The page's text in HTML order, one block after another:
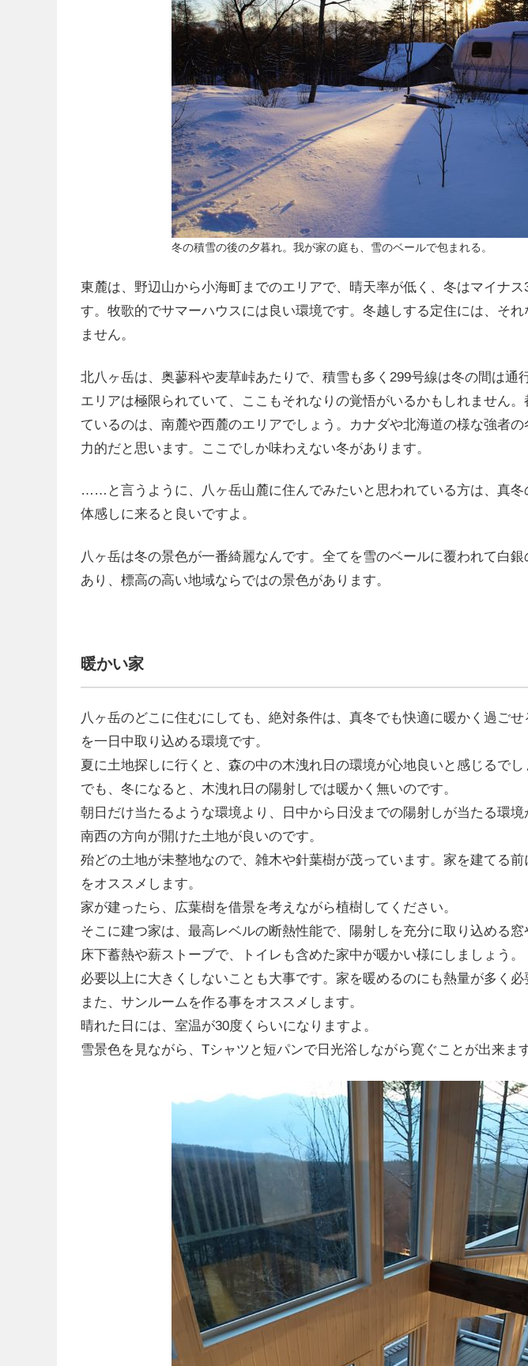
冬の積雪の後の夕暮れ。我が家の庭も、雪のベールで包まれる。
東麓は、野辺山から小海町までのエリアで、晴天率が低く、冬はマイナ
す。牧歌的でサマーハウスには良い環境です。冬越しする定住には、そ
ません。
北八ヶ岳は、奥蓼科や麦草峠あたりで、積雪も多く299号線は冬の間は通
エリアは極限られていて、ここもそれなりの覚悟がいるかもしれません
ているのは、南麓や西麓のエリアでしょう。カナダや北海道の様な強者
力的だと思います。ここでしか味わえない冬があります。
……と言うように、八ヶ岳山麓に住んでみたいと思われている方は、真冬
体感しに来ると良いですよ。
八ヶ岳は冬の景色が一番綺麗なんです。全てを雪のベールに覆われて白
あり、標高の高い地域ならではの景色があります。
暖かい家
八ヶ岳のどこに住むにしても、絶対条件は、真冬でも快適に暖かく過ご
を一日中取り込める環境です。
夏に土地探しに行くと、森の中の木洩れ日の環境が心地良いと感じるでし
でも、冬になると、木洩れ日の陽射しでは暖かく無いのです。
朝日だけ当たるような環境より、日中から日没までの陽射しが当たる環境
南西の方向が開けた土地が良いのです。
殆どの土地が未整地なので、雑木や針葉樹が茂っています。家を建てる
をオススメします。
家が建ったら、広葉樹を借景を考えながら植樹してください。
そこに建つ家は、最高レベルの断熱性能で、陽射しを充分に取り込める窓
床下蓄熱や薪ストーブで、トイレも含めた家中が暖かい様にしましょう。
必要以上に大きくしないことも大事です。家を暖めるのにも熱量が多く必
また、サンルームを作る事をオススメします。
晴れた日には、室温が30度くらいになりますよ。
雪景色を見ながら、Tシャツと短パンで日光浴しながら寛ぐことが出来ま